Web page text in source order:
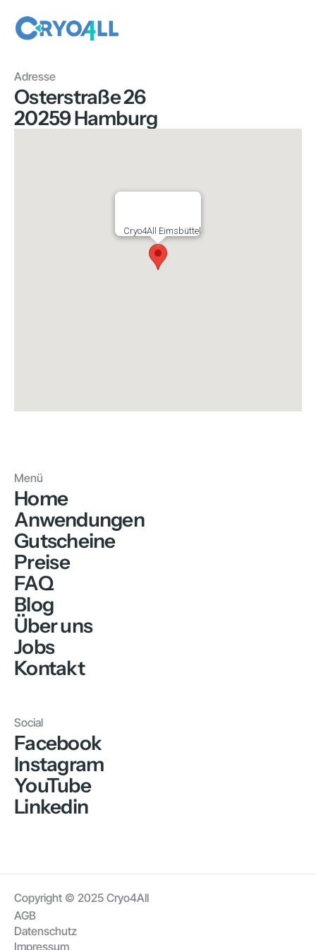
Adresse
Osterstraße 26
20259 Hamburg
Cryo4All Eimsbüttel
Menü
Home
Anwendungen
Gutscheine
Preise
FAQ
Blog
Über uns
Jobs
Kontakt
Social
Facebook
Instagram
YouTube
Linkedin
Copyright © 2025 Cryo4All
AGB
Datenschutz
Impressum